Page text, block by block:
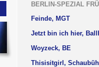
BERLIN-SPEZIAL
Feinde, MGT
Jetzt bin ich hier,
Woyzeck, BE
Thisisitgirl,